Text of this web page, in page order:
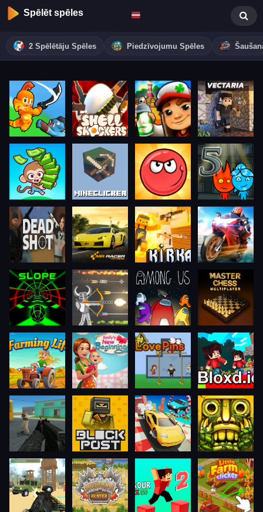
Spēlēt spēles
2 Spēlētāju Spēles Piedzīvojumu Spēles